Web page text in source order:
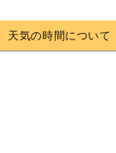
天気の時間について